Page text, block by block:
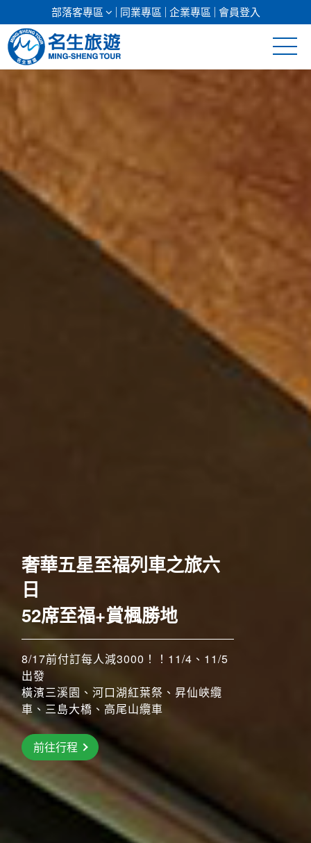
部落客專區 同業專區 企業專區 會員登入
郵輪假期
海島假期
搶先GO
前往行程
奢華五星至福列車之旅六
日
52席至福+賞楓勝地
8/17前付訂每人減3000！！11/4、11/5
出發
橫濱三溪園、河口湖紅葉祭、昇仙峽纜
車、三島大橋、高尾山纜車
前往行程
前往行程